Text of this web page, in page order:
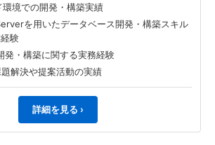
環境での開発・構築実績
を用いたデータベース開発・構築スキル
験
発・構築に関する実務経験
解決や提案活動の実績
詳細を見る ›